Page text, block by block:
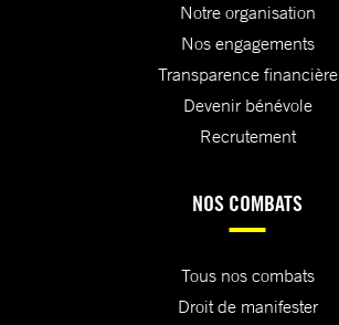
Notre organisation
Nos engagements
Transparence financière
Devenir bénévole
Recrutement
NOS COMBATS
Tous nos combats
Droit de manifester